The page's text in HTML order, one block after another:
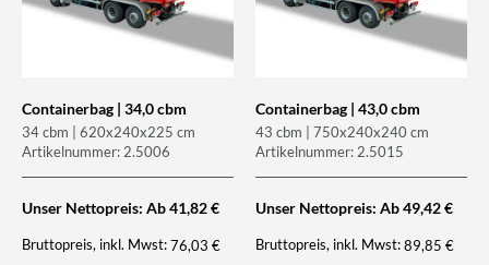
Containerbag | 34,0 cbm
34 cbm | 620x240x225 cm
Artikelnummer: 2.5006
Unser Nettopreis: Ab41,82€
Bruttopreis, inkl. Mwst:76,03€
Containerbag | 43,0 cbm
43 cbm | 750x240x240 cm
Artikelnummer: 2.5015
Unser Nettopreis: Ab49,42€
Bruttopreis, inkl. Mwst:89,85€